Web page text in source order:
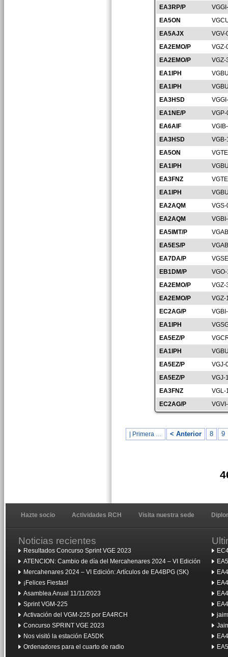
EA3RP/P
EA5ON
EA5AJX
VGV-
EA2EMO/P
VGZ-
EA2EMO/P
VGZ-
EA1IPH
EA1IPH
EA3HSD
EA1NE/P
EA6AIF
EA3HSD
VGB-
EA5ON
EA1IPH
EA3FNZ
EA1IPH
EA2AQM
EA2AQM
EA5IMT/P
EA5ES/P
EA7DA/P
EB1DM/P
EA2EMO/P
VGZ-
EA2EMO/P
VGZ-
EC2AG/P
EA1IPH
EA5EZ/P
EA1IPH
EA5EZ/P
VGJ-
EA5EZ/P
VGJ-
EA3FNZ
VGL-
EC2AG/P
| Primera … < Anterior 8 9
Hazte socio Actividades RCH Visita nuestra sede
Noticias recientes
Resultados Concurso Sprint VGE 2023
ATENCION: Cambio de día del Mercahenares 2024 – VI Edición
Mercahenares 2024 – VI Edición: Artículos de EA4BPG (SK)
¡Felices Fiestas!
Asamblea Anual 11/11/2023
Sprint VGM-225
Activación del VGM-225 por EA4RCH
Concurso SPRINT VGE 2023
Nos visitó la estación EA5DK
Ordenadores para el cuarto de radio